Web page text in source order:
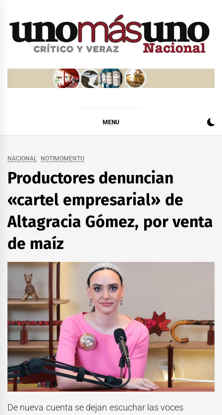
MENU
NACIONAL NOTIMOMENTO
Productores denuncian
«cartel empresarial» de
Altagracia Gómez, por venta
de maíz
De nueva cuenta se dejan escuchar las voces